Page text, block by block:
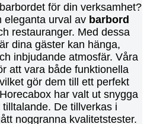
för din verksamhet?
eleganta urval av barbord
restauranger. Med dessa
dina gäster kan hänga,
inbjudande atmosfär. Våra
att vara både funktionella
gör dem till ett perfekt
har valt ut snygga
De tillverkas i
noggranna kvalitetstester.